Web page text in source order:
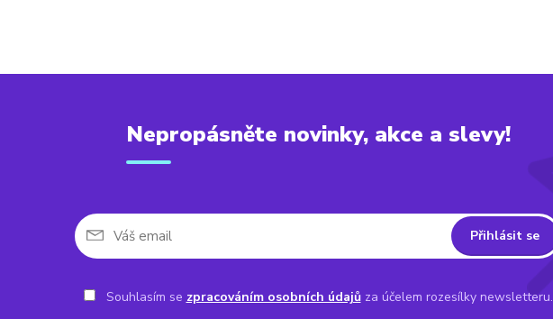
Nepropásněte novinky, akce a slevy!
Přihlásit se
Souhlasím se zpracováním osobních údajůza účelem rozesílky newsletteru.